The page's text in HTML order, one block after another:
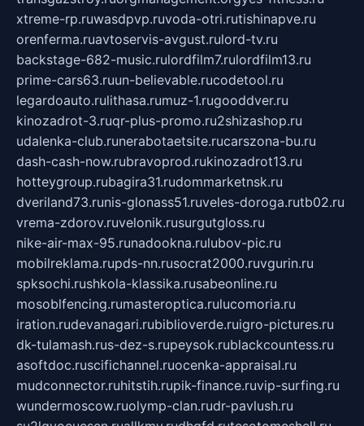
xtreme-rp.ruwasdpvp.ruvoda-otri.rutishinapve.ru
orenferma.ruavtoservis-avgust.rulord-tv.ru
backstage-682-music.rulordfilm7.rulordfilm13.ru
prime-cars63.ruun-believable.rucodetool.ru
legardoauto.rulithasa.rumuz-1.rugooddver.ru
kinozadrot-3.ruqr-plus-promo.ru2shizashop.ru
udalenka-club.runerabotaetsite.rucarszona-bu.ru
dash-cash-now.rubravoprod.rukinozadrot13.ru
hotteygroup.rubagira31.rudommarketnsk.ru
dveriland73.runis-glonass51.ruveles-doroga.rutb02.ru
vrema-zdorov.ruvelonik.rusurgutgloss.ru
nike-air-max-95.runadookna.rulubov-pic.ru
mobilreklama.rupds-nn.rusocrat2000.ruvgurin.ru
spksochi.rushkola-klassika.rusabeonline.ru
mosoblfencing.rumasteroptica.rulucomoria.ru
iration.rudevanagari.rubiblioverde.ruigro-pictures.ru
dk-tulamash.rus-dez-s.rupeysok.rublackcountess.ru
asoftdoc.ruscifichannel.ruocenka-appraisal.ru
mudconnector.ruhitstih.rupik-finance.ruvip-surfing.ru
wundermoscow.ruolymp-clan.rudr-pavlush.ru